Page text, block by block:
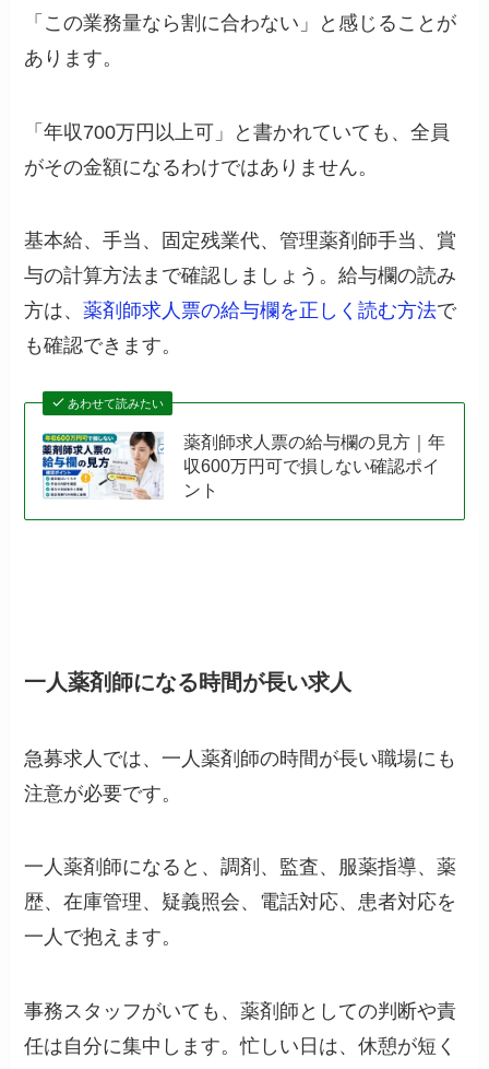
「この業務量なら割に合わない」と感じることが
あります。
「年収700万円以上可」と書かれていても、全員
がその金額になるわけではありません。
基本給、手当、固定残業代、管理薬剤師手当、賞
与の計算方法まで確認しましょう。給与欄の読み
方は、薬剤師求人票の給与欄を正しく読む方法で
も確認できます。
あわせて読みたい
薬剤師求人票の給与欄の見方｜年
収600万円可で損しない確認ポイ
ント
一人薬剤師になる時間が長い求人
急募求人では、一人薬剤師の時間が長い職場にも
注意が必要です。
一人薬剤師になると、調剤、監査、服薬指導、薬
歴、在庫管理、疑義照会、電話対応、患者対応を
一人で抱えます。
事務スタッフがいても、薬剤師としての判断や責
任は自分に集中します。忙しい日は、休憩が短く